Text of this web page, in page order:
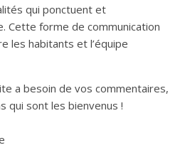
qui ponctuent et
Cette forme de communication
les habitants et l’équipe
a besoin de vos commentaires,
qui sont les bienvenus !